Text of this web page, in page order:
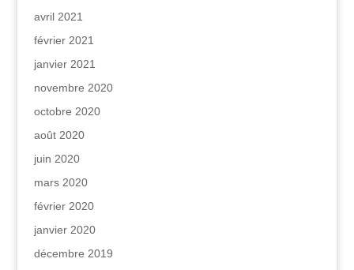
avril 2021
février 2021
janvier 2021
novembre 2020
octobre 2020
août 2020
juin 2020
mars 2020
février 2020
janvier 2020
décembre 2019